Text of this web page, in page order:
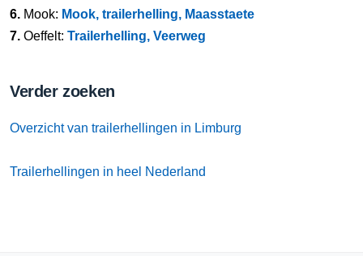
6. Mook: Mook, trailerhelling, Maasstaete
7. Oeffelt: Trailerhelling, Veerweg
Verder zoeken
Overzicht van trailerhellingen in Limburg
Trailerhellingen in heel Nederland